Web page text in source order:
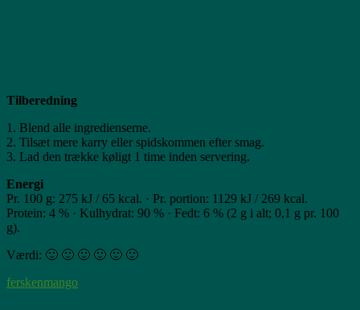
Tilberedning
1. Blend alle ingredienserne.
2. Tilsæt mere karry eller spidskommen efter smag.
3. Lad den trække køligt 1 time inden servering.
Energi
Pr. 100 g: 275 kJ / 65 kcal. · Pr. portion: 1129 kJ / 269 kcal.
Protein: 4 % · Kulhydrat: 90 % · Fedt: 6 % (2 g i alt; 0,1 g pr. 100
g).
Værdi: 🙂 🙂 🙂 🙂 🙂 🙂
ferskenmango